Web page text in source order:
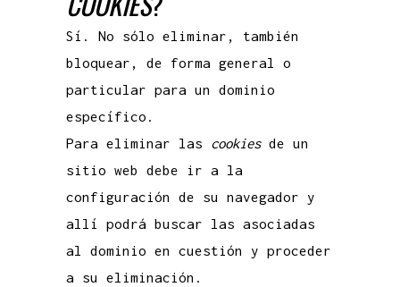
Sí. No sólo eliminar, también
bloquear, de forma general o
particular para un dominio
específico.
Para eliminar las cookiesde un
sitio web debe ir a la
configuración de su navegador y
allí podrá buscar las asociadas
al dominio en cuestión y proceder
a su eliminación.